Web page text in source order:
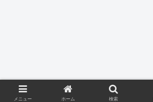
メニュー ホーム 検索